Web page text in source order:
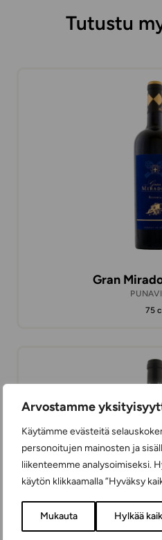
Arvostamme
Käytämme evästeitä
personoitujen mainosten ja
liikenteemme analysoimiseksi.
käytön klikkaamalla ”Hyväksy
Mukauta Hylkää
Tutustu
Gran
75